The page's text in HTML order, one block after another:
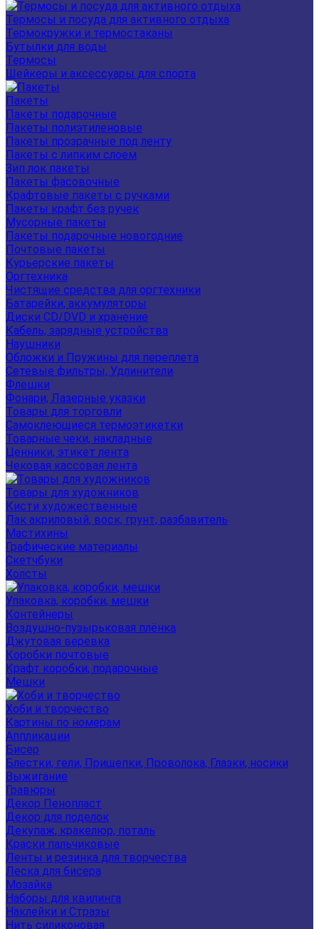
Термосы и посуда для активного отдыха
Термокружки и термостаканы
Бутылки для воды
Термосы
Шейкеры и аксессуары для спорта
Пакеты
Пакеты подарочные
Пакеты полиэтиленовые
Пакеты прозрачные под ленту
Пакеты с липким слоем
Зип лок пакеты
Пакеты фасовочные
Крафтовые пакеты с ручками
Пакеты крафт без ручек
Мусорные пакеты
Пакеты подарочные новогодние
Почтовые пакеты
Курьерские пакеты
Оргтехника
Чистящие средства для оргтехники
Батарейки, аккумуляторы
Диски CD/DVD и хранение
Кабель, зарядные устройства
Наушники
Обложки и Пружины для переплета
Сетевые фильтры, Удлинители
Флешки
Фонари, Лазерные указки
Товары для торговли
Самоклеющиеся термоэтикетки
Товарные чеки, накладные
Ценники, этикет лента
Чековая кассовая лента
Товары для художников
Кисти художественные
Лак акриловый, воск, грунт, разбавитель
Мастихины
Графические материалы
Скетчбуки
Холсты
Упаковка, коробки, мешки
Контейнеры
Воздушно-пузырьковая плёнка
Джутовая веревка
Коробки почтовые
Крафт коробки, подарочные
Мешки
Хоби и творчество
Картины по номерам
Аппликации
Бисер
Блестки, гели, Прищепки, Проволока, Глазки, носики
Выжигание
Гравюры
Декор Пенопласт
Декор для поделок
Декупаж, кракелюр, поталь
Краски пальчиковые
Ленты и резинка для творчества
Леска для бисера
Мозайка
Наборы для квилинга
Наклейки и Стразы
Нить силиконовая